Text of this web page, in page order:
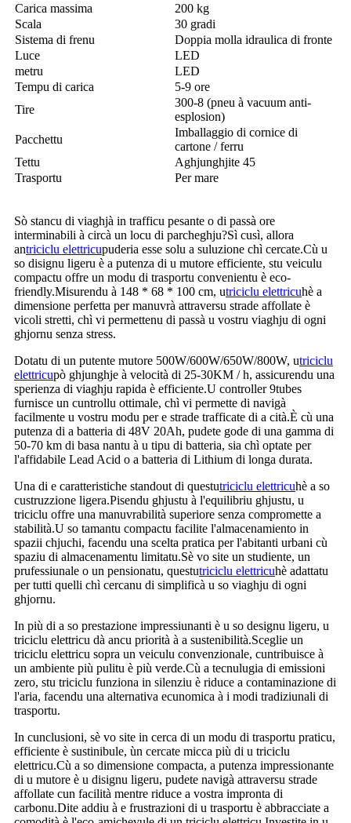
Carica massima
200 kg
Scala
30 gradi
Sistema di frenu
Doppia molla idraulica di fronte
Luce
LED
metru
LED
Tempu di carica
5-9 ore
Tire
300-8 (pneu à vacuum anti-
esplosion)
Pacchettu
Imballaggio di cornice di
cartone / ferru
Tettu
Aghjunghjite 45
Trasportu
Per mare
Sò stancu di viaghjà in trafficu pesante o di passà ore
interminabili à circà un locu di parcheghju?Sì cusì, allora
antriciclu elettricupuderia esse solu a suluzione chì cercate.Cù u
so disignu ligeru è a putenza di u mutore efficiente, stu veiculu
compactu offre un modu di trasportu convenientu è eco-
friendly.Misurendu à 148 * 68 * 100 cm, utriciclu elettricuhè a
dimensione perfetta per manuvrà attraversu strade affollate è
vicoli stretti, chì vi permettenu di passà u vostru viaghju di ogni
ghjornu senza stress.
Dotatu di un putente mutore 500W/600W/650W/800W, utriciclu
elettricupò ghjunghje à velocità di 25-30KM / h, assicurendu una
sperienza di viaghju rapida è efficiente.U controller 9tubes
furnisce un cuntrollu ottimale, chì vi permette di navigà
facilmente u vostru modu per e strade trafficate di a cità.È cù una
putenza di a batteria di 48V 20Ah, pudete gode di una gamma di
50-70 km di basa nantu à u tipu di batteria, sia chì optate per
l'affidabile Lead Acid o a batteria di Lithium di longa durata.
Una di e caratteristiche standout di questutriciclu elettricuhè a so
custruzzione ligera.Pisendu ghjustu à l'equilibriu ghjustu, u
triciclu offre una manuvrabilità superiore senza compromette a
stabilità.U so tamantu compactu facilite l'almacenamiento in
spazii chjuchi, facendu una scelta pratica per l'abitanti urbani cù
spaziu di almacenamentu limitatu.Sè vo site un studiente, un
prufessiunale o un pensionatu, questutriciclu elettricuhè adattatu
per tutti quelli chì cercanu di simplificà u so viaghju di ogni
ghjornu.
In più di a so prestazione impressiunanti è u so designu ligeru, u
triciclu elettricu dà ancu priorità à a sustenibilità.Sceglie un
triciclu elettricu sopra un veiculu convenzionale, cuntribuisce à
un ambiente più pulitu è ​​più verde.Cù a tecnulugia di emissioni
zero, stu triciclu funziona in silenziu è riduce a contaminazione di
l'aria, facendu una alternativa ecunomica à i modi tradiziunali di
trasportu.
In cunclusioni, sè vo site in cerca di un modu di trasportu praticu,
efficiente è sustinibule, ùn cercate micca più di u triciclu
elettricu.Cù a so dimensione compacta, a putenza impressionante
di u mutore è u disignu ligeru, pudete navigà attraversu strade
affollate cun facilità mentre riduce a vostra impronta di
carbonu.Dite addiu à e frustrazioni di u trasportu è abbracciate a